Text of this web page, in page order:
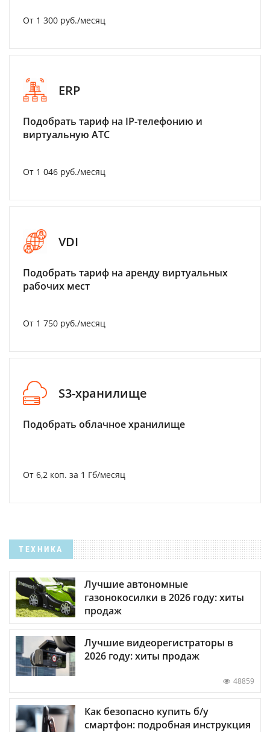
От 1 300 руб./месяц
ERP
Подобрать тариф на IP-телефонию и
виртуальную АТС
От 1 046 руб./месяц
VDI
Подобрать тариф на аренду виртуальных
рабочих мест
От 1 750 руб./месяц
S3-хранилище
Подобрать облачное хранилище
От 6,2 коп. за 1 Гб/месяц
ТЕХНИКА
Лучшие автономные
газонокосилки в 2026 году: хиты
продаж
Лучшие видеорегистраторы в
2026 году: хиты продаж
48859
Как безопасно купить б/у
смартфон: подробная инструкция